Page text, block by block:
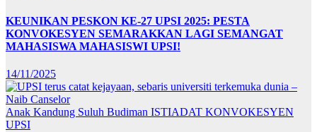
KEUNIKAN PESKON KE-27 UPSI 2025: PESTA
KONVOKESYEN SEMARAKKAN LAGI SEMANGAT
MAHASISWA MAHASISWI UPSI!
14/11/2025
Anak Kandung Suluh Budiman ISTIADAT KONVOKESYEN
UPSI